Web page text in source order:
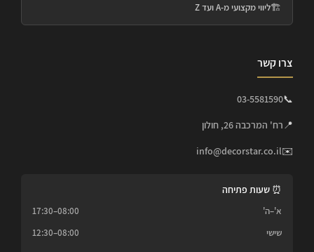
🏗️ליווי מקצועי מ-A ועד Z
צרו קשר
📞
03-5581590
📍רח' המרכבה 26, חולון
✉️
info@decorstar.co.il
⏰ שעות פתיחה
א'–ה'
08:00–17:30
שישי
08:00–12:30